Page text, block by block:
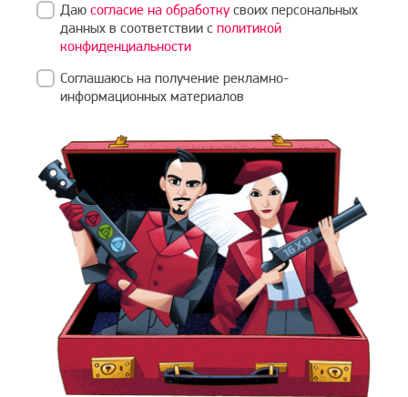
Даю согласие на обработкусвоих персональных
данных в соответствии с политикой
конфиденциальности
Соглашаюсь на получение рекламно-
информационных материалов